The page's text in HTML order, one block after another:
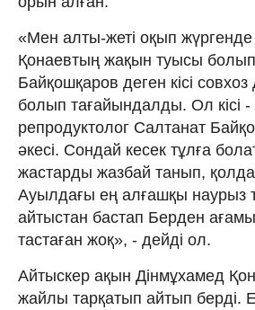
«Мен алты-жеті оқып жүргенде
Қонаевтың жақын туысы болып
Байқошқаров деген кісі
болып тағайындалды. Ол кісі -
репродуктолог Салтанат
әкесі. Сондай кесек тұлға
жастарды жазбай танып,
Ауылдағы ең алғашқы наурыз
айтыстан бастап Берден
тастаған жоқ», - дейді ол.
Айтыскер ақын Дінмұхамед
жайлы тарқатып айтып берді.